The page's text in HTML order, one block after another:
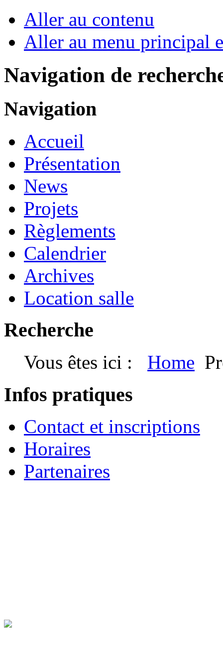
Aller au contenu
Aller au menu principal
Navigation de
Navigation
Accueil
Présentation
News
Projets
Règlements
Calendrier
Archives
Location salle
Recherche
Vous êtes ici : Home
Infos pratiques
Contact et inscriptions
Horaires
Partenaires